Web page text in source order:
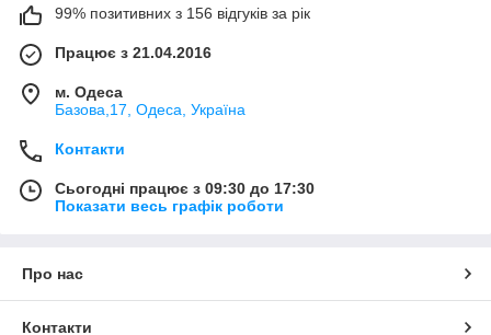
99% позитивних з 156 відгуків за рік
Працює з 21.04.2016
м. Одеса
Базова,17, Одеса, Україна
Контакти
Сьогодні працює з 09:30 до 17:30
Показати весь графік роботи
Про нас
Контакти